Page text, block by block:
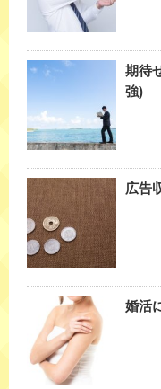
期待
強)
広告
婚活